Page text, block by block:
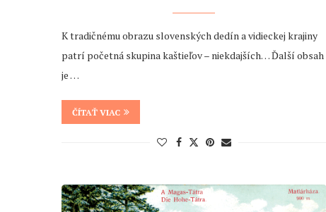
K tradičnému obrazu slovenských dedín a vidieckej krajiny
patrí početná skupina kaštieľov – niekdajších… Ďalší obsah
je …
ČÍTAŤ VIAC